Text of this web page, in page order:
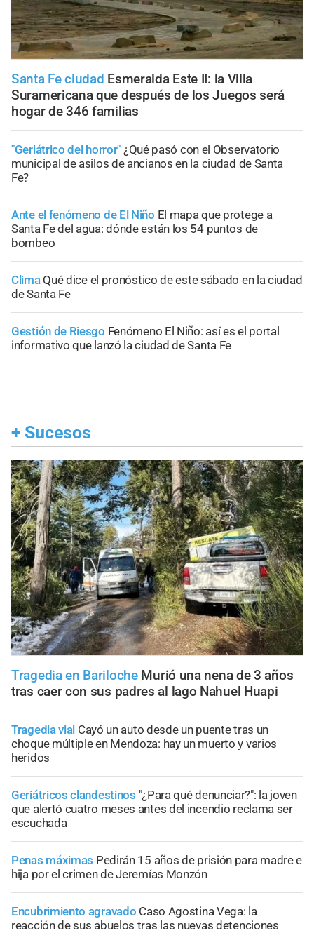
Santa Fe ciudad Esmeralda Este II: la Villa
Suramericana que después de los Juegos será
hogar de 346 familias
"Geriátrico del horror" ¿Qué pasó con el Observatorio
municipal de asilos de ancianos en la ciudad de Santa
Fe?
Ante el fenómeno de El Niño El mapa que protege a
Santa Fe del agua: dónde están los 54 puntos de
bombeo
Clima Qué dice el pronóstico de este sábado en la ciudad
de Santa Fe
Gestión de Riesgo Fenómeno El Niño: así es el portal
informativo que lanzó la ciudad de Santa Fe
+ Sucesos
Tragedia en Bariloche Murió una nena de 3 años
tras caer con sus padres al lago Nahuel Huapi
Tragedia vial Cayó un auto desde un puente tras un
choque múltiple en Mendoza: hay un muerto y varios
heridos
Geriátricos clandestinos "¿Para qué denunciar?": la joven
que alertó cuatro meses antes del incendio reclama ser
escuchada
Penas máximas Pedirán 15 años de prisión para madre e
hija por el crimen de Jeremías Monzón
Encubrimiento agravado Caso Agostina Vega: la
reacción de sus abuelos tras las nuevas detenciones